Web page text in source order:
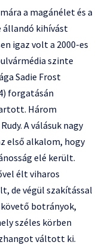
a magánélet és a
állandó kihívást
igaz volt a 2000-es
szinte
Sadie Frost
forgatásán
Három
A válásuk nagy
első alkalom, hogy
elé került.
élt viharos
de végül szakítással
botrányok,
széles körben
váltott ki.